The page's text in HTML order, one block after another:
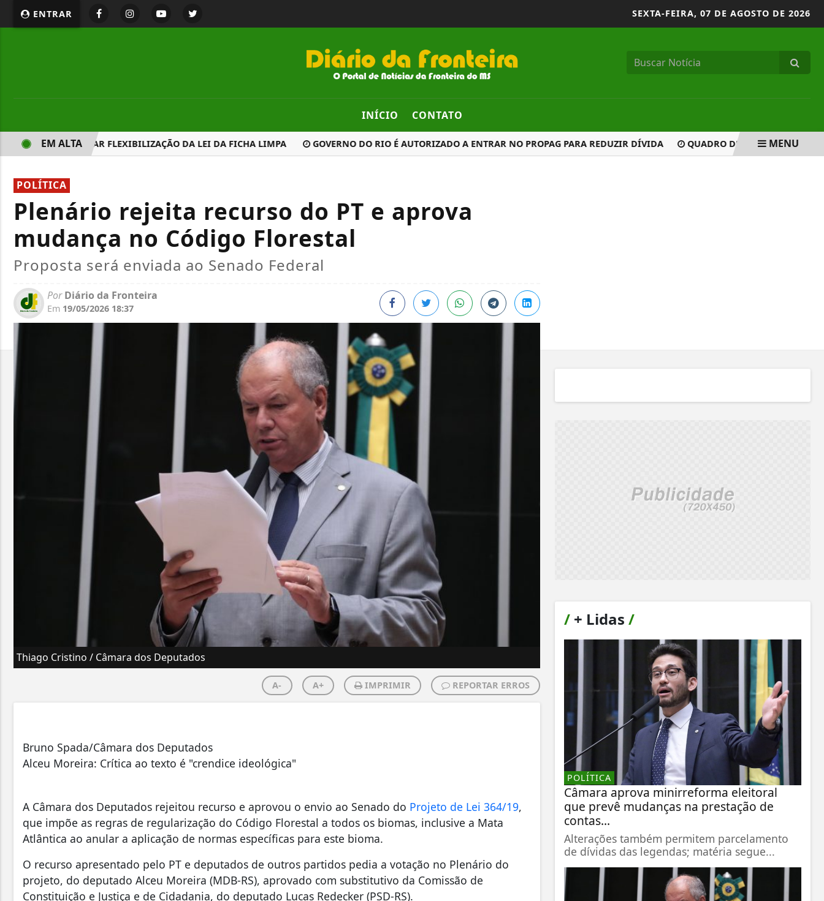
ENTRAR SEXTA-FEIRA, 07 DE AGOSTO DE 2026
INÍCIO CONTATO
POR DERRUBAR FLEXIBILIZAÇÃO DA LEI DA FICHA LIMPA GOVERNO DO RIO É AUTORIZADO A ENTRAR NO PROPAG PARA REDUZIR DÍVIDA QUADRO DE SAÚDE DE RAONI É
EM ALTA MENU
POLÍTICA
Plenário rejeita recurso do PT e aprova
mudança no Código Florestal
Proposta será enviada ao Senado Federal
PorDiário da Fronteira
Em 19/05/2026 18:37
Thiago Cristino / Câmara dos Deputados
A- A+ IMPRIMIR REPORTAR ERROS
Bruno Spada/Câmara dos Deputados
Alceu Moreira: Crítica ao texto é "crendice ideológica"
A Câmara dos Deputados rejeitou recurso e aprovou o envio ao Senado do Projeto de Lei 364/19,
que impõe as regras de regularização do Código Florestal a todos os biomas, inclusive a Mata
Atlântica ao anular a aplicação de normas específicas para este bioma.
O recurso apresentado pelo PT e deputados de outros partidos pedia a votação no Plenário do
projeto, do deputado Alceu Moreira (MDB-RS), aprovado com substitutivo da Comissão de
Constituição e Justiça e de Cidadania, do deputado Lucas Redecker (PSD-RS).
/+ Lidas /
POLÍTICA
Câmara aprova minirreforma eleitoral
que prevê mudanças na prestação de
contas...
Alterações também permitem parcelamento
de dívidas das legendas; matéria segue...